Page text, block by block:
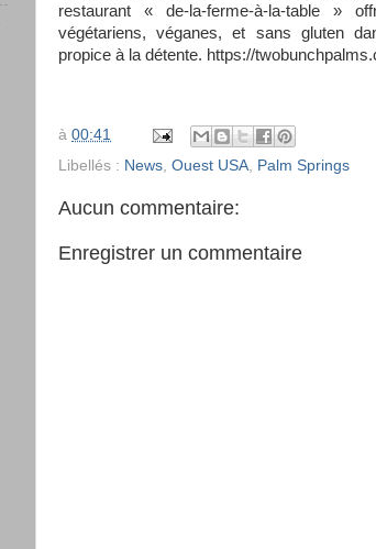
restaurant « de-la-ferme-à-la-table »
végétariens, véganes, et sans gluten
propice à la détente. https://
à 00:41
Libellés : News Ouest USA Palm Springs
Aucun commentaire:
Enregistrer un commentaire